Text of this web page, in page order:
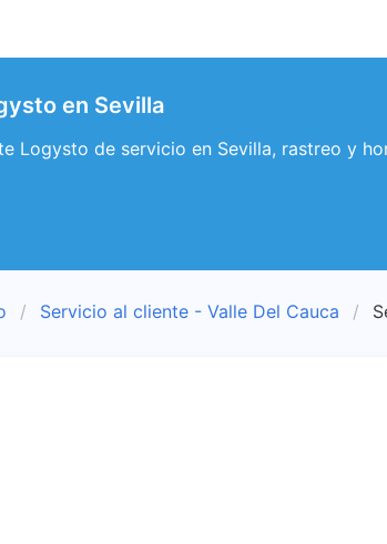
en Sevilla
Logysto de servicio en Sevilla, rastreo y
Servicio al cliente - Valle Del Cauca